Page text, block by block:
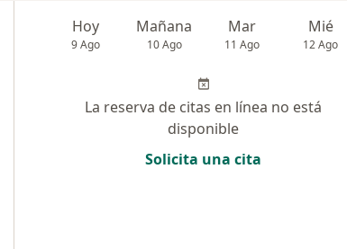
Hoy
9 Ago
Mañana
10 Ago
Mar
11 Ago
Mié
12 Ago
La reserva de citas en línea no está
disponible
Solicita una cita